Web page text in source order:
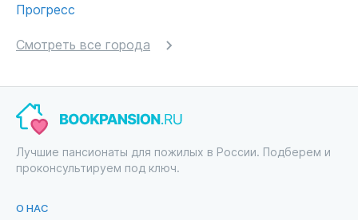
Прогресс
Смотреть все города
Лучшие пансионаты для пожилых в России. Подберем и
проконсультируем под ключ.
О НАС